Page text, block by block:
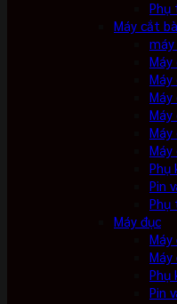
Phụ
Máy cắt
Máy
Máy
Phụ
Pin
Phụ
Máy đục
Máy
Máy
Phụ
Pin